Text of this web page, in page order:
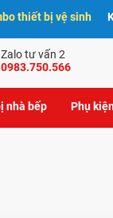
thiết bị vệ sinh
Zalo tư vấn 2
0983.750.566
nhà bếp Phụ